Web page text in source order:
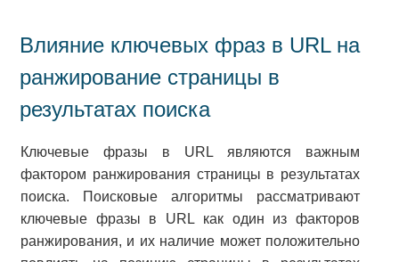
Влияние ключевых фраз в URL на
ранжирование страницы в
результатах поиска
Ключевые фразы в URL являются важным
фактором ранжирования страницы в результатах
поиска. Поисковые алгоритмы рассматривают
ключевые фразы в URL как один из факторов
ранжирования, и их наличие может положительно